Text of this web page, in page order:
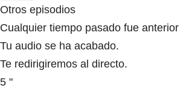
Otros episodios
Cualquier tiempo pasado fue anterior
Tu audio se ha acabado.
Te redirigiremos al directo.
5 "